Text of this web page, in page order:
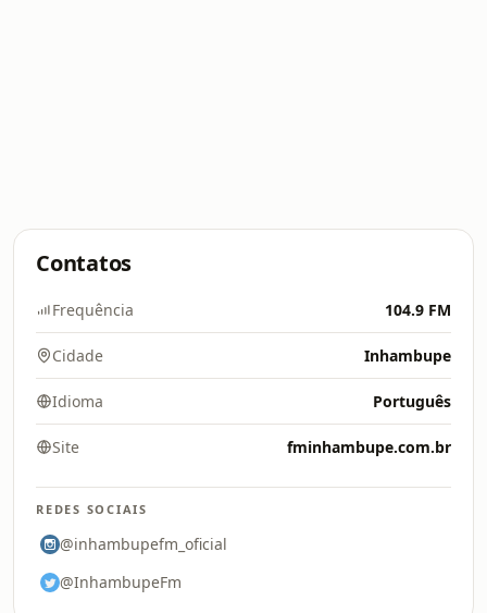
Contatos
Frequência 104.9 FM
Cidade Inhambupe
Idioma Português
Site fminhambupe.com.br
REDES SOCIAIS
@inhambupefm_oficial
@InhambupeFm